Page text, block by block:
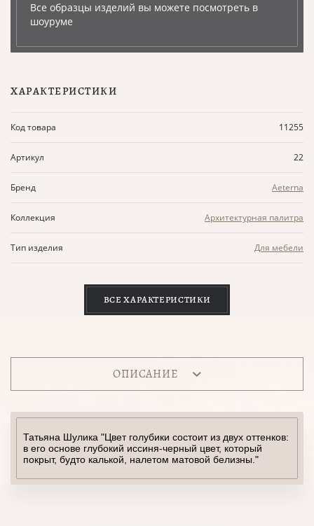
Все образцы изделий вы можете посмотреть в
шоуруме
ХАРАКТЕРИСТИКИ
Код товара 11255
Артикул 22
Бренд Aeterna
Коллекция Архитектурная палитра
Тип изделия Для мебели
ВСЕ ХАРАКТЕРИСТИКИ
ОПИСАНИЕ
Татьяна Шулика "Цвет голубики состоит из двух оттенков:
в его основе глубокий иссиня-черный цвет, который
покрыт, будто калькой, налетом матовой белизны."